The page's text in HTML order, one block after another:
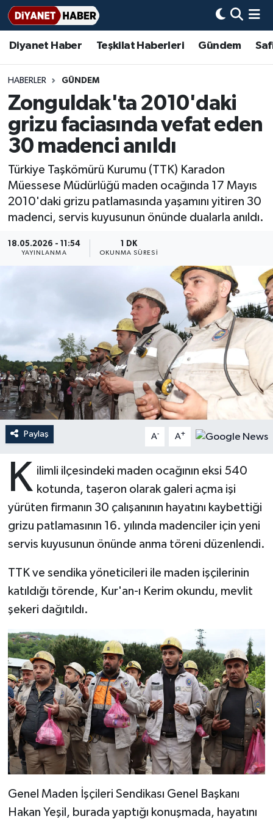
Diyanet Haber Teşkilat Haberleri Gündem
HABERLER GÜNDEM
Zonguldak'ta 2010'daki
grizu faciasında vefat eden
30 madenci anıldı
Türkiye Taşkömürü Kurumu (TTK) Karadon
Müessese Müdürlüğü maden ocağında 17 Mayıs
2010'daki grizu patlamasında yaşamını yitiren 30
madenci, servis kuyusunun önünde dualarla anıldı.
18.05.2026 - 11:54
YAYINLANMA
1 DK
OKUNMA SÜRESI
Paylaş A- A+
K ilimli ilçesindeki maden ocağının eksi 540
kotunda, taşeron olarak galeri açma işi
yürüten firmanın 30 çalışanının hayatını kaybettiği
grizu patlamasının 16. yılında madenciler için yeni
servis kuyusunun önünde anma töreni düzenlendi.
TTK ve sendika yöneticileri ile maden işçilerinin
katıldığı törende, Kur'an-ı Kerim okundu, mevlit
şekeri dağıtıldı.
Genel Maden İşçileri Sendikası Genel Başkanı
Hakan Yeşil, burada yaptığı konuşmada, hayatını
Diyanet Haber
Teşkilat Haberleri
Adana Müftülüğü
Adıyaman Müftülüğü
Afyonkarahisar Müftülüğü
Ağrı Müftülüğü
Aksaray Müftülüğü
Amasya Müftülüğü
Antalya Müftülüğü
Ardahan Müftülüğü
Artvin Müftülüğü
Aydın Müftülüğü
Balıkesir Müftülüğü
Bartın Müftülüğü
Bayburt Müftülüğü
Bilecik Müftülüğü
Bingöl Müftülüğü
Bitlis Müftülüğü
Bolu Müftülüğü
Burdur Müftülüğü
Bursa Müftülüğü
Çanakkale Müftülüğü
Çankırı Müftülüğü
Çorum Müftülüğü
Denizli Müftülüğü
Gündem
#Keşfet
Bir Ayet
Bir Hikaye
Biyografiler
Dini kavramlar
Diyanet Bilgi
Diyanet Takvimi
Hadislerle İslam
Mukabele
Peygamberimizin Hayatı
Ramazan
Zekat
Basında Bugün
DİYANET eKİTAP
Aile Dergisi
Aylık Dergi
TDV
DİYANET AKADEMİ
DİYANET GENÇLİK
DİYANET RADYO/TV
DEPREM
Eğitim
İmam Hatip Okulları
Kültür-Sanat
Aile
Sağlık
Makaleler
Başmakale
Ekonomi
Duyurular
Podcast
Hadis-i Şerifler
Hayat Okumaları
Bilim, Teknoloji
Biyografiler
Diyanet TV
Nöbetçi Eczaneler
Hava Durumu
Ankara Namaz Vakitleri
Trafik Durumu
Süper Lig Puan Durumu ve Fikstür
Tüm Manşetler
Haber Arşivi